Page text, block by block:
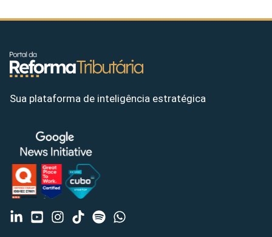
Sua plataforma de inteligência estratégica